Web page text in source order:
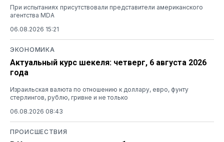
При испытаниях присутствовали представители американского
агентства MDA
06.08.2026 15:21
ЭКОНОМИКА
Актуальный курс шекеля: четверг, 6 августа 2026
года
Израильская валюта по отношению к доллару, евро, фунту
стерлингов, рублю, гривне и не только
06.08.2026 08:43
ПРОИСШЕСТВИЯ